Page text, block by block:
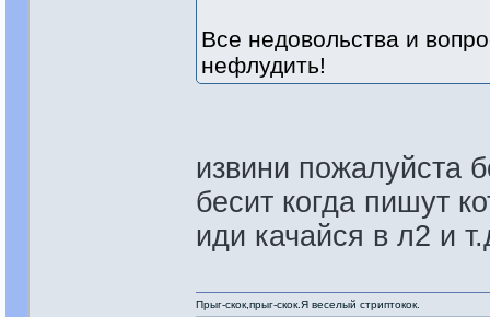
Все недовольства и
нефлудить!
извини пожалуйста
бесит когда пишут
иди качайся в л2 и
Прыг-скок,прыг-скок.Я веселый стриптокок.